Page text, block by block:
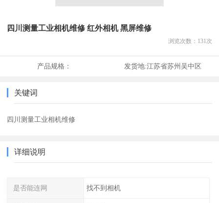
四川测量工业相机维修 红外相机 黑屏维修
浏览次数： 131 次
产品规格： 发货地:江苏省苏州吴中区
关键词
四川测量工业相机维修
详细说明
是否能连网 找不到相机